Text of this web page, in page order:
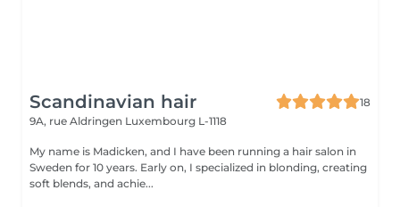
Scandinavian hair
18
9A, rue Aldringen Luxembourg L-1118
My name is Madicken, and I have been running a hair salon in
Sweden for 10 years. Early on, I specialized in blonding, creating
soft blends, and achie...